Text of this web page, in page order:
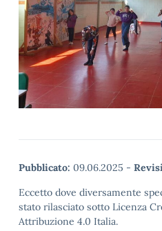
Pubblicato: 09.06.2025 -
Eccetto dove diversamente
stato rilasciato sotto Licenza
Attribuzione 4.0 Italia.